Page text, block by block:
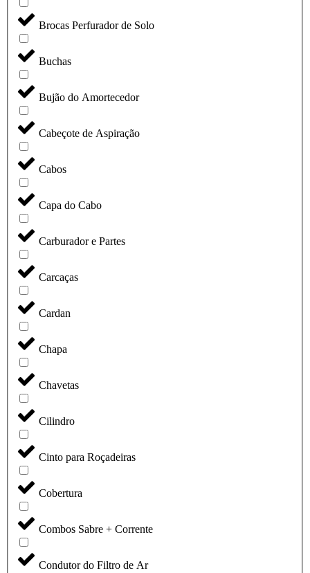
Brocas Perfurador de Solo
Buchas
Bujão do Amortecedor
Cabeçote de Aspiração
Cabos
Capa do Cabo
Carburador e Partes
Carcaças
Cardan
Chapa
Chavetas
Cilindro
Cinto para Roçadeiras
Cobertura
Combos Sabre + Corrente
Condutor do Filtro de Ar